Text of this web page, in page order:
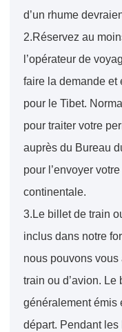
d’un rhume
2.Réservez au
l’opérateur de
faire la demande et
pour le Tibet.
pour traiter votre
auprès du Bureau
pour l’envoyer
continentale.
3.Le billet de train
inclus dans notre
nous pouvons
train ou d’avion.
généralement émis
départ. Pendant